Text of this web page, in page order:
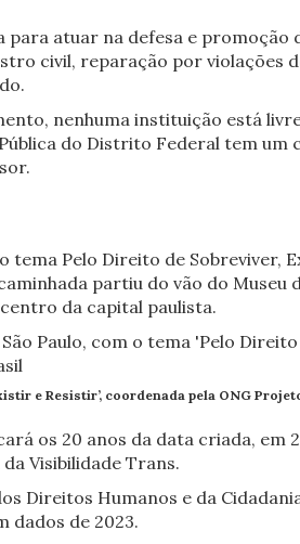
atuar na defesa e promoção
civil, reparação por violações
nenhuma instituição está
do Distrito Federal tem
tema Pelo Direito de Sobreviver,
partiu do vão do Museu
da capital paulista.
e Resistir’, coordenada pela ONG
os 20 anos da data criada, em
Visibilidade Trans.
Direitos Humanos e da
dados de 2023.